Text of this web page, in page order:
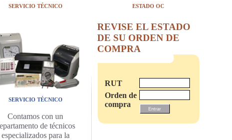
SERVICIO TÉCNICO
SERVICIO TÉCNICO
Contamos con un
de técnicos
especializados para la
ESTADO OC
REVISE EL ESTADO
DE SU ORDEN DE
COMPRA
RUT
Orden de
compra